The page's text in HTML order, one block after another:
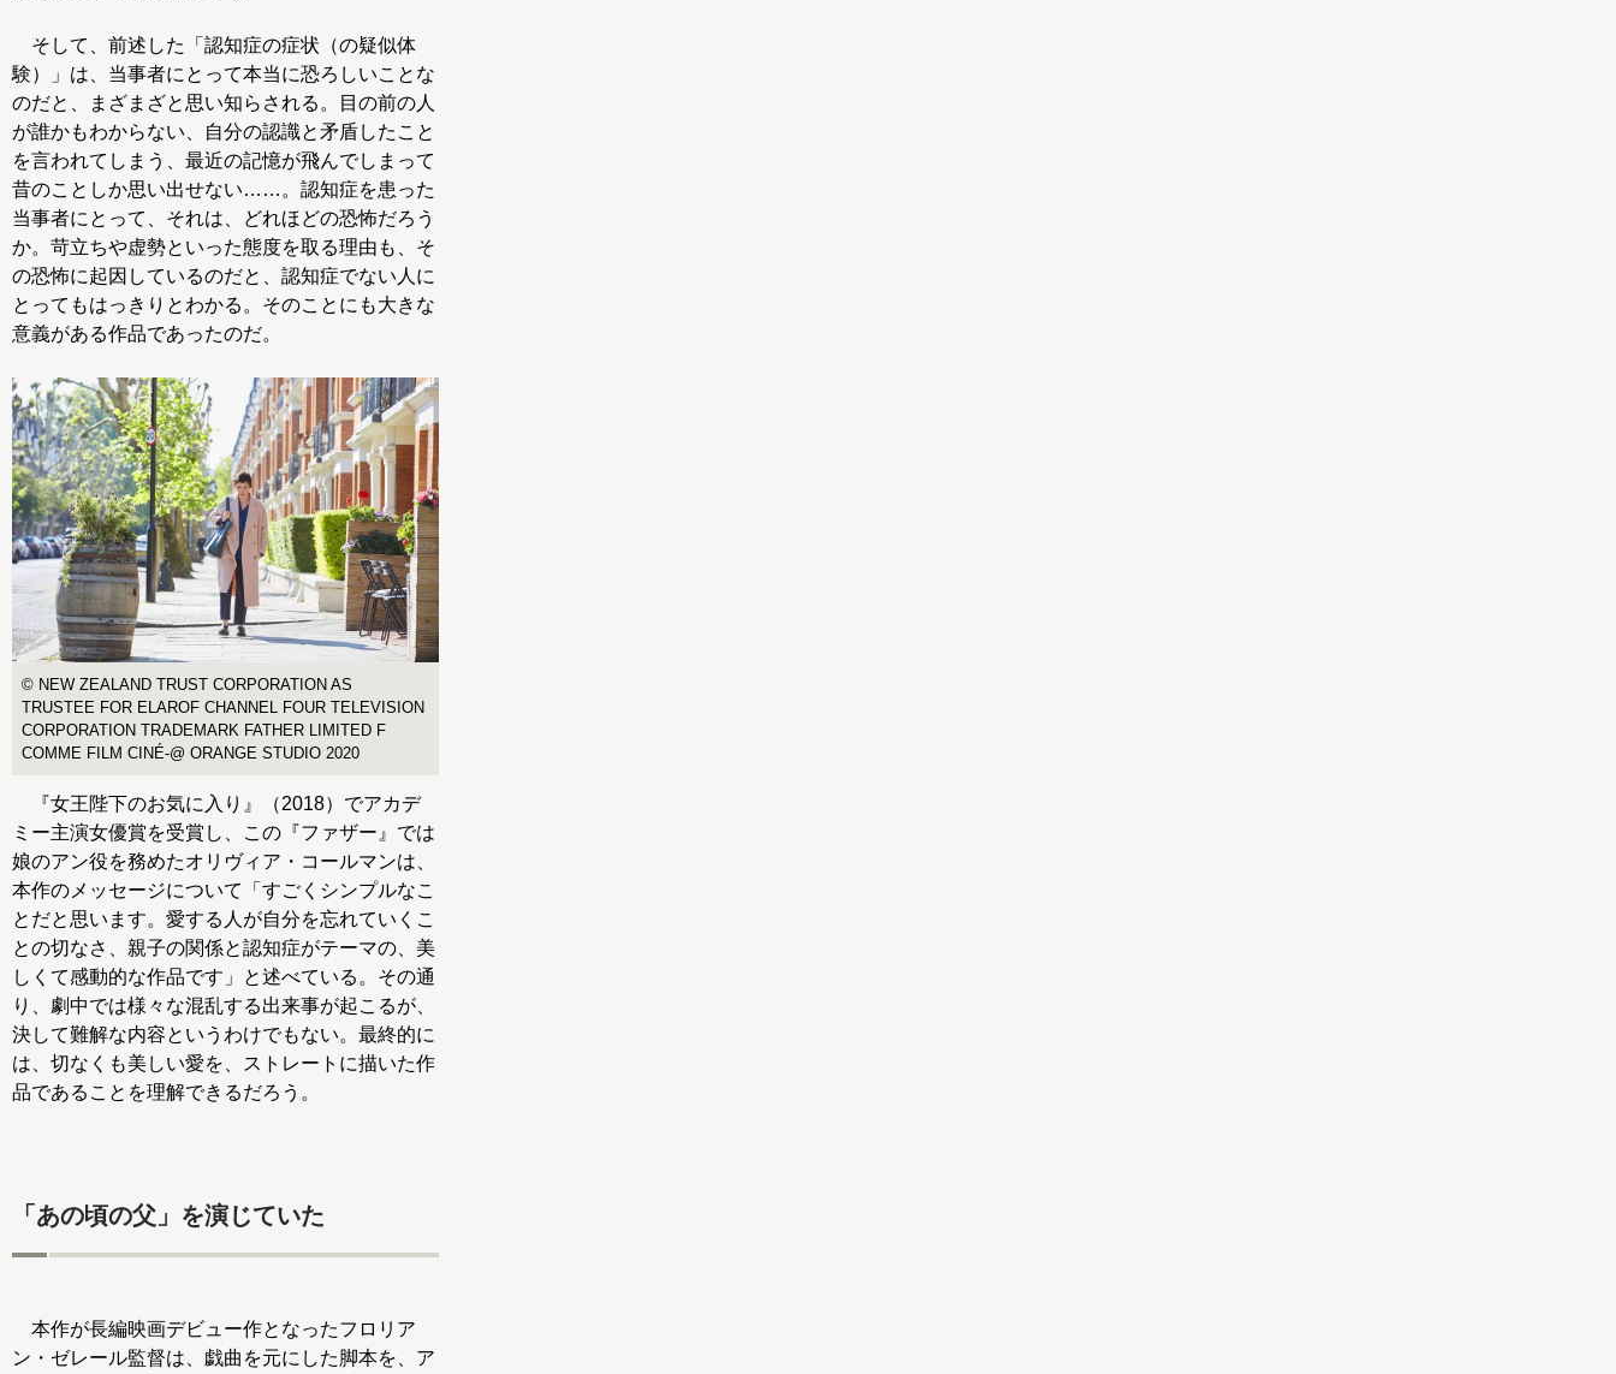
そして、前述した「認知症の症状（の疑似体
験）」は、当事者にとって本当に恐ろしいことな
のだと、まざまざと思い知らされる。目の前の人
が誰かもわからない、自分の認識と矛盾したこと
を言われてしまう、最近の記憶が飛んでしまって
昔のことしか思い出せない……。認知症を患った
当事者にとって、それは、どれほどの恐怖だろう
か。苛立ちや虚勢といった態度を取る理由も、そ
の恐怖に起因しているのだと、認知症でない人に
とってもはっきりとわかる。そのことにも大きな
意義がある作品であったのだ。
© NEW ZEALAND TRUST CORPORATION AS
TRUSTEE FOR ELAROF CHANNEL FOUR TELEVISION
CORPORATION TRADEMARK FATHER LIMITED F
COMME FILM CINÉ-@ ORANGE STUDIO 2020
『女王陛下のお気に入り』（2018）でアカデ
ミー主演女優賞を受賞し、この『ファザー』では
娘のアン役を務めたオリヴィア・コールマンは、
本作のメッセージについて「すごくシンプルなこ
とだと思います。愛する人が自分を忘れていくこ
との切なさ、親子の関係と認知症がテーマの、美
しくて感動的な作品です」と述べている。その通
り、劇中では様々な混乱する出来事が起こるが、
決して難解な内容というわけでもない。最終的に
は、切なくも美しい愛を、ストレートに描いた作
品であることを理解できるだろう。
「あの頃の父」を演じていた
本作が長編映画デビュー作となったフロリア
ン・ゼレール監督は、戯曲を元にした脚本を、ア